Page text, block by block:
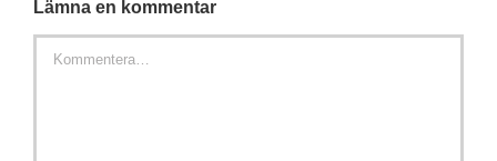
Lämna en kommentar